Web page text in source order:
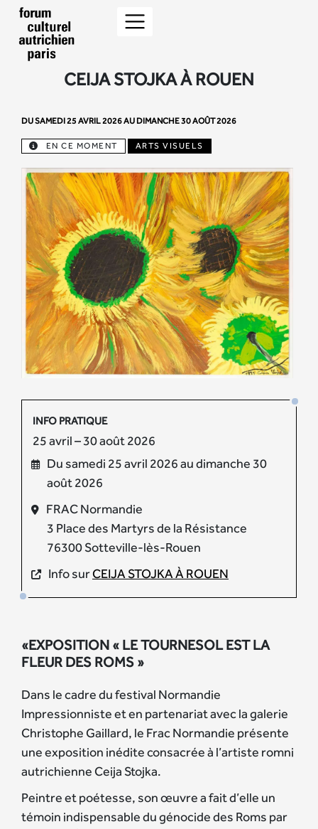
CEIJA STOJKA À ROUEN
DU SAMEDI 25 AVRIL 2026 AU DIMANCHE 30 AOÛT 2026
EN CE MOMENT ARTS VISUELS
INFO PRATIQUE
25 avril – 30 août 2026
Du samedi 25 avril 2026 au dimanche 30
août 2026
FRAC Normandie
3 Place des Martyrs de la Résistance
76300 Sotteville-lès-Rouen
Info surCEIJA STOJKA À ROUEN
«EXPOSITION « LE TOURNESOL EST LA
FLEUR DES ROMS »
Dans le cadre du festival Normandie
Impressionniste et en partenariat avec la galerie
Christophe Gaillard, le Frac Normandie présente
une exposition inédite consacrée à l’artiste romni
autrichienne Ceija Stojka.
Peintre et poétesse, son œuvre a fait d’elle un
témoin indispensable du génocide des Roms par